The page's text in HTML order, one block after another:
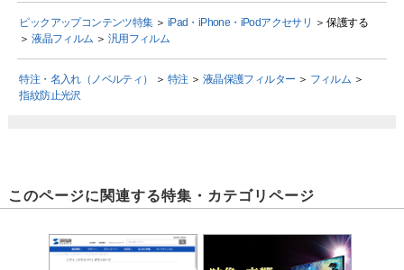
ピックアップコンテンツ特集＞ iPad・iPhone・iPodアクセサリ ＞ 保護する
＞液晶フィルム ＞ 汎用フィルム
特注・名入れ（ノベルティ） ＞ 特注 ＞ 液晶保護フィルター ＞ フィルム ＞
指紋防止光沢
このページに関連する特集・カテゴリページ